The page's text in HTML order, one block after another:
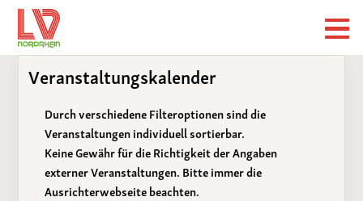
Veranstaltungskalender
Durch verschiedene Filteroptionen sind die
Veranstaltungen individuell sortierbar.
Keine Gewähr für die Richtigkeit der Angaben
externer Veranstaltungen. Bitte immer die
Ausrichterwebseite beachten.